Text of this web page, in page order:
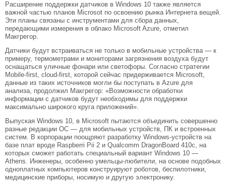
Расширение поддержки датчиков в Windows 10 также является
важной частью планов Microsot по освоению рынка Интернета вещей.
Эти планы связаны с инструментами для сбора данных,
передающими измерения в облако Microsoft Azure, отметил
Макгрегор.
Датчики будут встраиваться не только в мобильные устройства — к
примеру, термометрами и мониторами загрязнения воздуха будут
оснащаться уличные фонари или светофоры. Согласно стратегии
Mobile-first, cloud-first, которой сейчас придерживается Microsoft,
данные из таких источников могли бы поступать в Azure для
анализа, продолжил Макгрегор: «Возможности обработки
информации с датчиков будут необходимы для поддержки
максимально широкого круга приложений».
Выпуская Windows 10, в Microsoft пытаются объединить совершенно
разные редакции ОС — для мобильных устройств, ПК и встроенных
систем. В корпорации поощряют разработку Windows-устройств на
базе плат вроде Raspberri Pii 2 и Qualcomm DragonBoard 410c, на
которых сможет работать специальный вариант Windows 10 —
Athens. Инженеры, особенно умельцы-любители, на основе подобных
одноплатных компьютеров конструируют роботов, беспилотники,
медицинские приборы, носимую и другую электронику.